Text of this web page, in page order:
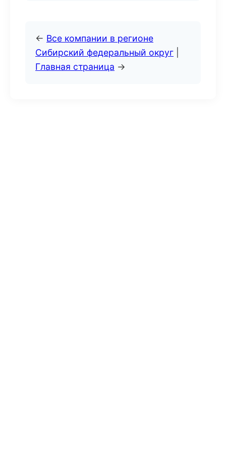
← Все компании в регионе
Сибирский федеральный округ
Главная страница →